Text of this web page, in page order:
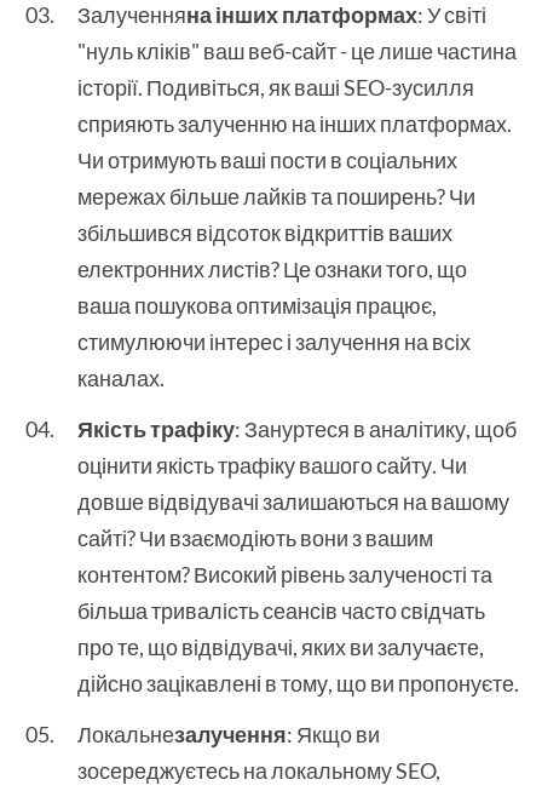
Залученняна інших платформах: У світі
"нуль кліків" ваш веб-сайт - це лише частина
історії. Подивіться, як ваші SEO-зусилля
сприяють залученню на інших платформах.
Чи отримують ваші пости в соціальних
мережах більше лайків та поширень? Чи
збільшився відсоток відкриттів ваших
електронних листів? Це ознаки того, що
ваша пошукова оптимізація працює,
стимулюючи інтерес і залучення на всіх
каналах.
Якість трафіку: Зануртеся в аналітику, щоб
оцінити якість трафіку вашого сайту. Чи
довше відвідувачі залишаються на вашому
сайті? Чи взаємодіють вони з вашим
контентом? Високий рівень залученості та
більша тривалість сеансів часто свідчать
про те, що відвідувачі, яких ви залучаєте,
дійсно зацікавлені в тому, що ви пропонуєте.
Локальнезалучення: Якщо ви
зосереджуєтесь на локальному SEO,